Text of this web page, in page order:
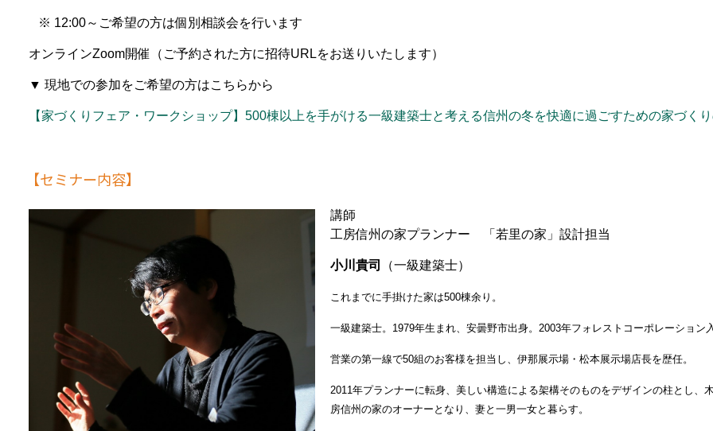
※ 12:00～ご希望の方は個別相談会を行います
オンラインZoom開催（ご予約された方に招待URLをお送りいたします）
▼ 現地での参加をご希望の方はこちらから
【家づくりフェア・ワークショップ】500棟以上を手がける一級建築士と考える信州の冬を快適に過ごすための家づくり
【セミナー内容】
講師
工房信州の家プランナー 「若里の家」設計担当
小川貴司 （一級建
これまでに手掛けた家は500棟余り。
一級建築士。1979年生まれ、安曇野市出身。 2003年フォレストコーポレーショ
営業の第一線で50組のお客様を担当し、伊那展示場・松本展示場店長を歴任。
2011年プランナーに転身、美しい構造による架構そのものをデザインの柱とし
房信州の家のオーナーとなり、妻と一男一女と暮らす。